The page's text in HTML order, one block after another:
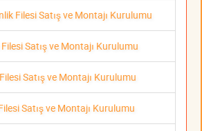
Filesi Satış ve Montajı Kurulumu
Satış ve Montajı Kurulumu
Satış ve Montajı Kurulumu
Satış ve Montajı Kurulumu